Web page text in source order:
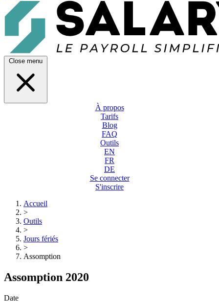
Close menu
À propos
Tarifs
Blog
FAQ
Outils
EN
FR
DE
Se connecter
S'inscrire
Accueil
>
Outils
>
Jours fériés
>
Assomption
Assomption 2020
Date